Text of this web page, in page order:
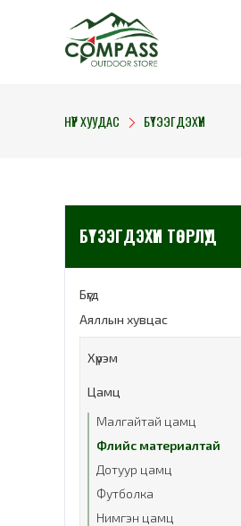
НҮҮР ХУУДАС БҮТЭЭГДЭХҮҮН
БҮТЭЭГДЭХҮҮН ТӨРЛҮҮД
Бүгд
Аяллын хувцас
Хүрэм
Цамц
Малгайтай цамц
Флийс материалтай
Дотуур цамц
Футболка
Нимгэн цамц